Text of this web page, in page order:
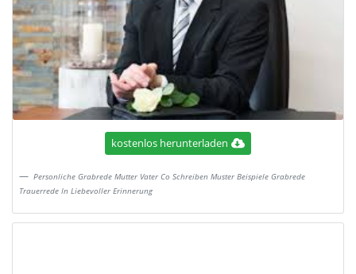
kostenlos herunterladen
Personliche Grabrede Mutter Vater Co Schreiben Muster Beispiele Grabrede
Trauerrede In Liebevoller Erinnerung